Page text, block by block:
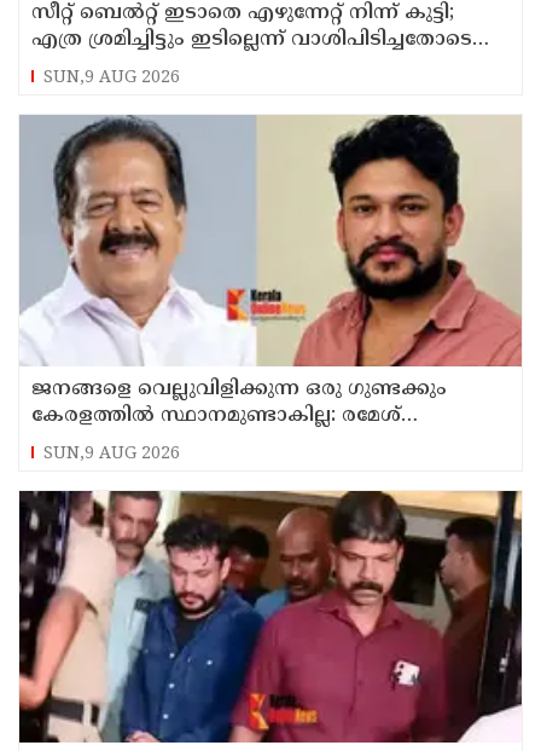
സീറ്റ് ബെല്‍റ്റ് ഇടാതെ എഴുന്നേറ്റ് നിന്ന് കുട്ടി;
എത്ര ശ്രമിച്ചിട്ടും ഇടില്ലെന്ന് വാശിപിടിച്ചതോടെ
വിമാനം റദ്ദാക്കി
SUN,9 AUG 2026
ജനങ്ങളെ വെല്ലുവിളിക്കുന്ന ഒരു ഗുണ്ടക്കും
കേരളത്തില്‍ സ്ഥാനമുണ്ടാകില്ല: രമേശ്
ചെന്നിത്തല
SUN,9 AUG 2026